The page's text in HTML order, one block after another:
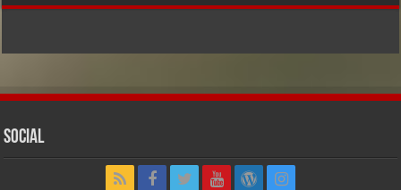
Social